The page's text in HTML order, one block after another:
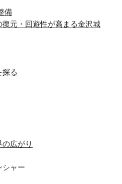
備
元・回遊性が高まる金沢城
探る
広がり
シャー